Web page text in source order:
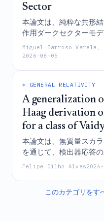
Sector
本論文は、純粋な共形
作用ダークセクターモデ
模倣しつつ後期の構造
σ8テンションを首尾よ
た適合を実現することを
Miguel Barroso Varela,
2026-08-05
⚛️ GENERAL RELATIVITY
A generalization
Haag derivation
for a class of
本論文は、無質量スカ
を通じて、検出器応答
ことにより、ヴァイデ
オの限界に対処しつつ
Felipe Dilho Alves
このカテゴリを